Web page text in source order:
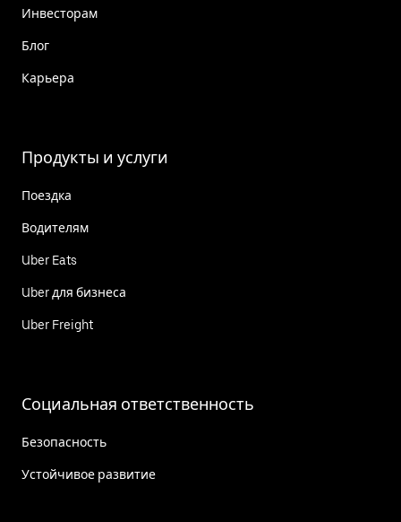
Инвесторам
Блог
Карьера
Продукты и услуги
Поездка
Водителям
Uber Eats
Uber для бизнеса
Uber Freight
Социальная ответственность
Безопасность
Устойчивое развитие